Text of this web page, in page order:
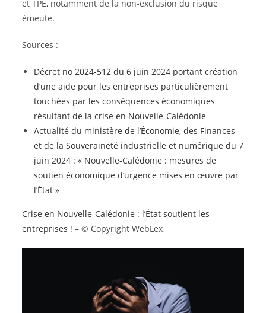
et TPE, notamment de la non-exclusion du risque
émeute.
Sources :
Décret no 2024-512 du 6 juin 2024 portant création
d’une aide pour les entreprises particulièrement
touchées par les conséquences économiques
résultant de la crise en Nouvelle-Calédonie
Actualité du ministère de l’Économie, des Finances
et de la Souveraineté industrielle et numérique du 7
juin 2024 : « Nouvelle-Calédonie : mesures de
soutien économique d’urgence mises en œuvre par
l’État »
Crise en Nouvelle-Calédonie : l’État soutient les
entreprises ! – © Copyright WebLex